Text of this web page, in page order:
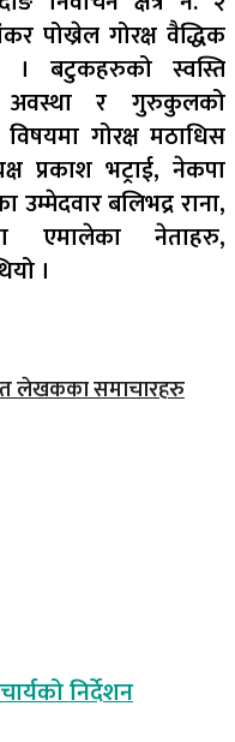
पोख्रेल गोरक्ष वैद्धिक
बटुकहरुको स्वस्ति
अवस्था र गुरुकुलको
गोरक्ष मठाधिस
प्रकाश भट्राई, नेकपा
उम्मेदवार बलिभद्र राना,
एमालेका नेताहरु,
।
लेखकका समाचारहरु
निर्देशन